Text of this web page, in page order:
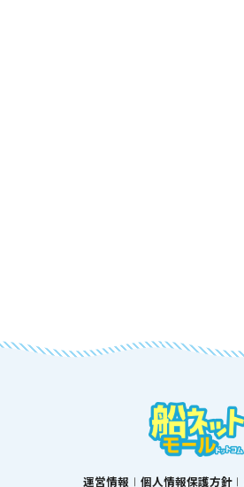
運営情報 個人情報保護方針